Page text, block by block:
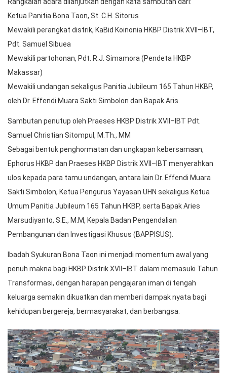
Ketua Panitia Bona Taon, St. C.H. Sitorus
Mewakili perangkat distrik, KaBid Koinonia HKBP Distrik XVII–IBT,
Pdt. Samuel Sibuea
Mewakili partohonan, Pdt. R.J. Simamora (Pendeta HKBP
Makassar)
Mewakili undangan sekaligus Panitia Jubileum 165 Tahun HKBP,
oleh Dr. Effendi Muara Sakti Simbolon dan Bapak Aris.
Sambutan penutup oleh Praeses HKBP Distrik XVII–IBT Pdt.
Samuel Christian Sitompul, M.Th., MM
Sebagai bentuk penghormatan dan ungkapan kebersamaan,
Ephorus HKBP dan Praeses HKBP Distrik XVII–IBT menyerahkan
ulos kepada para tamu undangan, antara lain Dr. Effendi Muara
Sakti Simbolon, Ketua Pengurus Yayasan UHN sekaligus Ketua
Umum Panitia Jubileum 165 Tahun HKBP, serta Bapak Aries
Marsudiyanto, S.E., M.M, Kepala Badan Pengendalian
Pembangunan dan Investigasi Khusus (BAPPISUS).
Ibadah Syukuran Bona Taon ini menjadi momentum awal yang
penuh makna bagi HKBP Distrik XVII–IBT dalam memasuki Tahun
Transformasi, dengan harapan pengajaran iman di tengah
keluarga semakin dikuatkan dan memberi dampak nyata bagi
kehidupan bergereja, bermasyarakat, dan berbangsa.